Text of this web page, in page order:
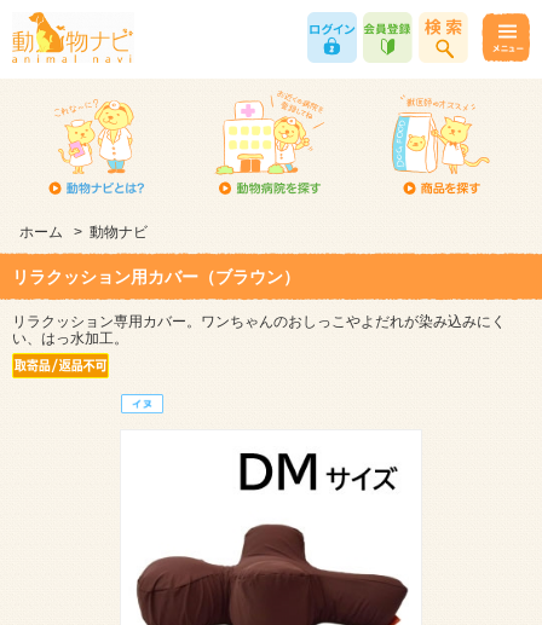
ホーム > 動物ナビ
リラクッション用カバー（ブラウン）
リラクッション専用カバー。ワンちゃんのおしっこやよだれが染み込みにく
い、はっ水加工。